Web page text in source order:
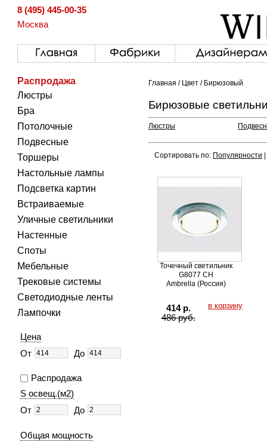
8 (495) 445-00-35
Москва
Распродажа
Люстры
Бра
Потолочные
Подвесные
Торшеры
Настольные лампы
Подсветка картин
Встраиваемые
Уличные светильники
Настенные
Споты
Мебельные
Трековые системы
Светодиодные ленты
Лампочки
Цена
От
До
Распродажа
S освещ.(м2)
От
До
Общая мощность
Главная / Цвет / Бирюзовый
Бирюзовые
Люстры
Сортировать по: Популярности
Точечный светильник
G8077 CH
Ambrella (Россия)
414 р.
486 руб.
в корзину